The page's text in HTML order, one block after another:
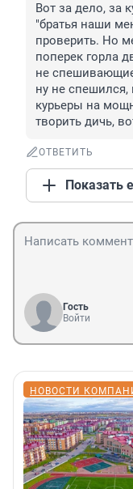
Вот за дело, за
"братья наши
проверить. Но
поперек горла
не
ну не
курьеры на
творить дичь,
ОТВЕТИТЬ
Показать
Гость
Войти
НОВОСТИ